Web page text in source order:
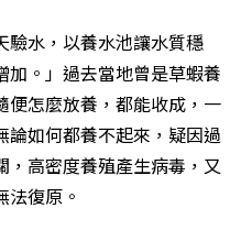
驗水，以養水池讓水質穩
加。」過去當地曾是草蝦養
便怎麼放養，都能收成，一
論如何都養不起來，疑因過
高密度養殖產生病毒，又
法復原。